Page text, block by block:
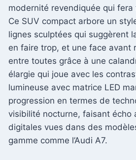
modernité revendiquée qui
Ce SUV compact arbore un
lignes sculptées qui suggèrent
en faire trop, et une face avant
entre toutes grâce à une
élargie qui joue avec les
lumineuse avec matrice LED
progression en termes de
visibilité nocturne, faisant écho
digitales vues dans des
gamme comme l’Audi A7.